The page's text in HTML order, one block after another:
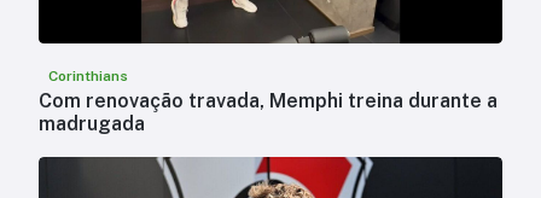
Corinthians
Com renovação travada, Memphi treina durante a
madrugada